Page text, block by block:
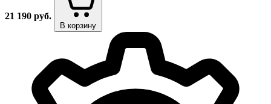
21 190 руб.
В корзину